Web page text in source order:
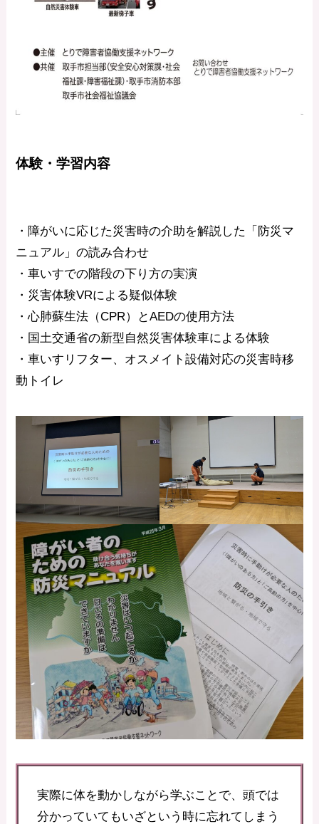
体験・学習内容
・障がいに応じた災害時の介助を解説した「防災マ
ニュアル」の読み合わせ
・車いすでの階段の下り方の実演
・災害体験VRによる疑似体験
・心肺蘇生法（CPR）とAEDの使用方法
・国土交通省の新型自然災害体験車による体験
・車いすリフター、オスメイト設備対応の災害時移
動トイレ
実際に体を動かしながら学ぶことで、頭では
分かっていてもいざという時に忘れてしまう